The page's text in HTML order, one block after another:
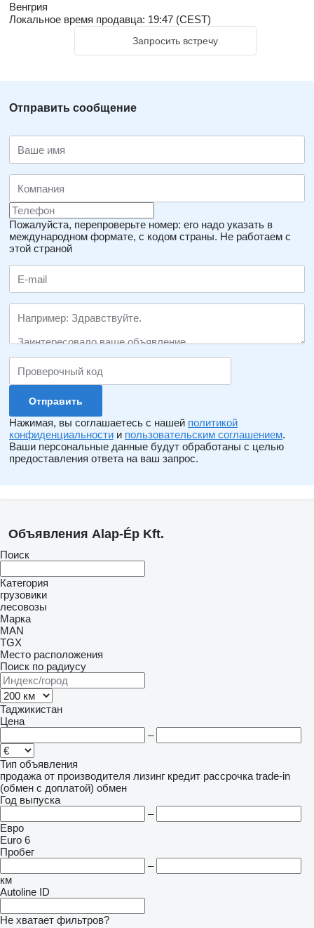
Венгрия
Локальное время продавца: 19:47 (CEST)
Запросить встречу
Отправить сообщение
Пожалуйста, перепроверьте номер: его надо указать в
международном формате, с кодом страны. Не работаем с
этой страной
Нажимая, вы соглашаетесь с нашей политикой
конфиденциальности и пользовательским соглашением.
Ваши персональные данные будут обработаны с целью
предоставления ответа на ваш запрос.
Объявления Alap-Ép Kft.
Поиск
Категория
грузовики
лесовозы
Марка
MAN
TGX
Место расположения
Поиск по радиусу
Таджикистан
Цена
–
Тип объявления
продажа от производителя лизинг кредит рассрочка trade-in
(обмен с доплатой) обмен
Год выпуска
–
Евро
Euro 6
Пробег
–
км
Autoline ID
Не хватает фильтров?